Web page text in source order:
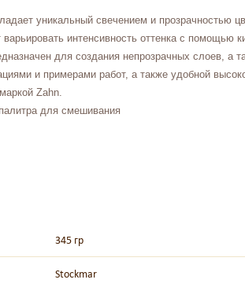
уникальный свечением и прозрачностью
интенсивность оттенка с помощью
для создания непрозрачных слоев, а
и примерами работ, а также удобной
Zahn.
для смешивания
345 гр
Stockmar